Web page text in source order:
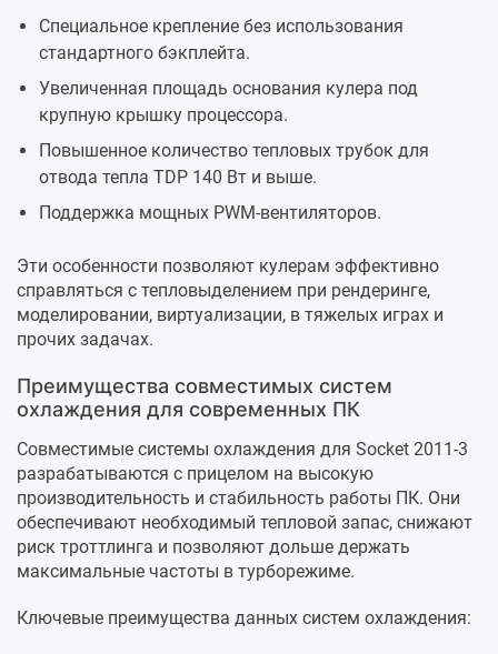
Специальное крепление без использования
стандартного бэкплейта.
Увеличенная площадь основания кулера под
крупную крышку процессора.
Повышенное количество тепловых трубок для
отвода тепла TDP 140 Вт и выше.
Поддержка мощных PWM-вентиляторов.
Эти особенности позволяют кулерам эффективно
справляться с тепловыделением при рендеринге,
моделировании, виртуализации, в тяжелых играх и
прочих задачах.
Преимущества совместимых систем
охлаждения для современных ПК
Совместимые системы охлаждения для Socket 2011-3
разрабатываются с прицелом на высокую
производительность и стабильность работы ПК. Они
обеспечивают необходимый тепловой запас, снижают
риск троттлинга и позволяют дольше держать
максимальные частоты в турборежиме.
Ключевые преимущества данных систем охлаждения: